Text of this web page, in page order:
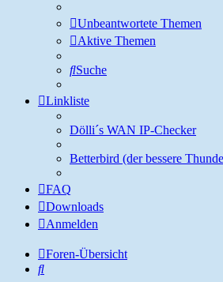
Unbeantwortete Themen
Aktive Themen
Suche
Linkliste
Dölli´s WAN IP-Checker
Betterbird (der bessere
FAQ
Downloads
Anmelden
Foren-Übersicht
Suche